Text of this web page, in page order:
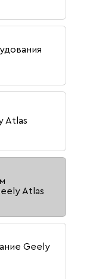
Atlas
Atlas
Geely